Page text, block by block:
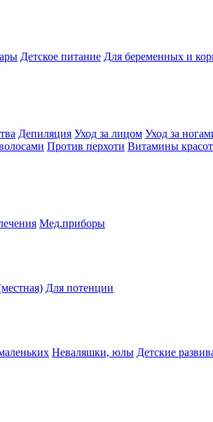
Детское питание Для беременных и
Депиляция Уход за лицом Уход за
Против перхоти Витамины
Мед.приборы
Для потенции
Неваляшки, юлы Детские